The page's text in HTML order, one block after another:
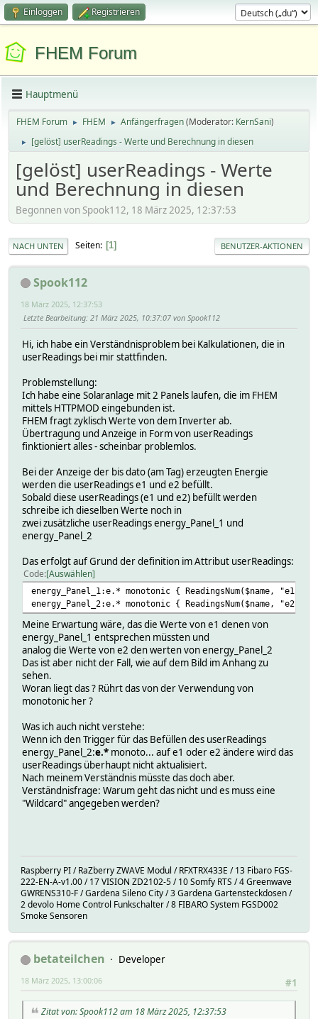
Einloggen Registrieren
FHEM Forum
Hauptmenü
FHEM Forum ► FHEM ► Anfängerfragen(Moderator: KernSani)
► [gelöst] userReadings - Werte und Berechnung in diesen
[gelöst] userReadings - Werte
und Berechnung in diesen
Begonnen von Spook112, 18 März 2025, 12:37:53
NACH UNTEN Seiten 1 BENUTZER-AKTIONEN
Spook112
18 März 2025, 12:37:53
Letzte Bearbeitung: 21 März 2025, 10:37:07 von Spook112
Hi, ich habe ein Verständnisproblem bei Kalkulationen, die in
userReadings bei mir stattfinden.
Problemstellung:
Ich habe eine Solaranlage mit 2 Panels laufen, die im FHEM
mittels HTTPMOD eingebunden ist.
FHEM fragt zyklisch Werte von dem Inverter ab.
Übertragung und Anzeige in Form von userReadings
finktioniert alles - scheinbar problemlos.
Bei der Anzeige der bis dato (am Tag) erzeugten Energie
werden die userReadings e1 und e2 befüllt.
Sobald diese userReadings (e1 und e2) befüllt werden
schreibe ich dieselben Werte noch in
zwei zusätzliche userReadings energy_Panel_1 und
energy_Panel_2
Das erfolgt auf Grund der definition im Attribut userReadings:
Code Auswählen
energy_Panel_1:e.* monotonic { ReadingsNum($name, "e1",
energy_Panel_2:e.* monotonic { ReadingsNum($name, "e2",
Meine Erwartung wäre, das die Werte von e1 denen von
energy_Panel_1 entsprechen müssten und
analog die Werte von e2 den werten von energy_Panel_2
Das ist aber nicht der Fall, wie auf dem Bild im Anhang zu
sehen.
Woran liegt das ? Rührt das von der Verwendung von
monotonic her ?
Was ich auch nicht verstehe:
Wenn ich den Trigger für das Befüllen des userReadings
energy_Panel_2:e.* monoto... auf e1 oder e2 ändere wird das
userReadings überhaupt nicht aktualisiert.
Nach meinem Verständnis müsste das doch aber.
Verständnisfrage: Warum geht das nicht und es muss eine
"Wildcard" angegeben werden?
Raspberry PI / RaZberry ZWAVE Modul / RFXTRX433E / 13 Fibaro FGS-
222-EN-A-v1.00 / 17 VISION ZD2102-5 / 10 Somfy RTS / 4 Greenwave
GWRENS310-F / Gardena Sileno City / 3 Gardena Gartensteckdosen /
2 devolo Home Control Funkschalter / 8 FIBARO System FGSD002
Smoke Sensoren
betateilchen
Developer
#1
18 März 2025, 13:00:06
Zitat von: Spook112 am 18 März 2025, 12:37:53